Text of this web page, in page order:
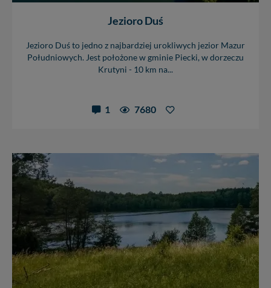
Jezioro Duś
Jezioro Duś to jedno z najbardziej urokliwych jezior Mazur
Południowych. Jest położone w gminie Piecki, w dorzeczu
Krutyni - 10 km na...
1 7680